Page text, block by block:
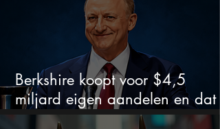
Berkshire koopt voor $4,5
miljard eigen aandelen en dat
zegt veel over de waardering